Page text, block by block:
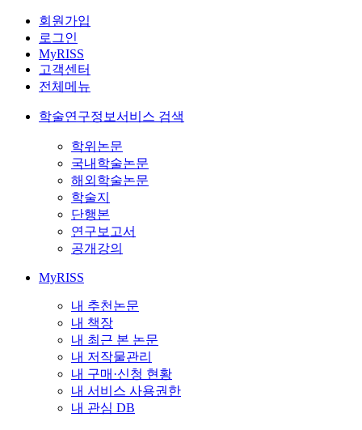
회원가입
로그인
MyRISS
고객센터
전체메뉴
학술연구정보서비스 검색
학위논문
국내학술논문
해외학술논문
학술지
단행본
연구보고서
공개강의
MyRISS
내 추천논문
내 책장
내 최근 본 논문
내 저작물관리
내 구매·신청 현황
내 서비스 사용권한
내 관심 DB